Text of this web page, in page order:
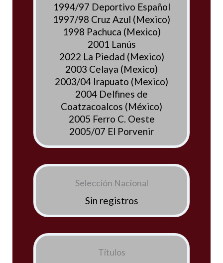
1994/97 Deportivo Español
1997/98 Cruz Azul (Mexico)
1998 Pachuca (Mexico)
2001 Lanús
2022 La Piedad (Mexico)
2003 Celaya (Mexico)
2003/04 Irapuato (Mexico)
2004 Delfines de
Coatzacoalcos (México)
2005 Ferro C. Oeste
2005/07 El Porvenir
Selección Nacional
Sin registros
Títulos